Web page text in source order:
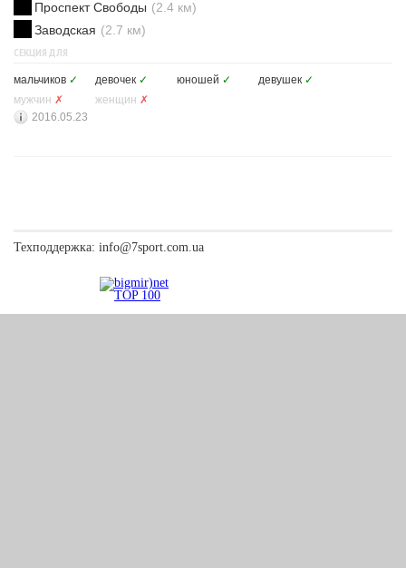
Проспект Свободы (2.4 км)
Заводская (2.7 км)
СЕКЦИЯ ДЛЯ
мальчиков ✓ девочек ✓ юношей ✓ девушек ✓
мужчин ✗ женщин ✗
2016.05.23
Техподдержка: info@7sport.com.ua